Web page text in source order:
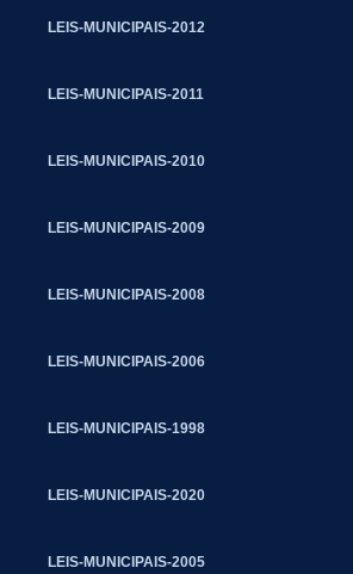
LEIS-MUNICIPAIS-2012
LEIS-MUNICIPAIS-2011
LEIS-MUNICIPAIS-2010
LEIS-MUNICIPAIS-2009
LEIS-MUNICIPAIS-2008
LEIS-MUNICIPAIS-2006
LEIS-MUNICIPAIS-1998
LEIS-MUNICIPAIS-2020
LEIS-MUNICIPAIS-2005